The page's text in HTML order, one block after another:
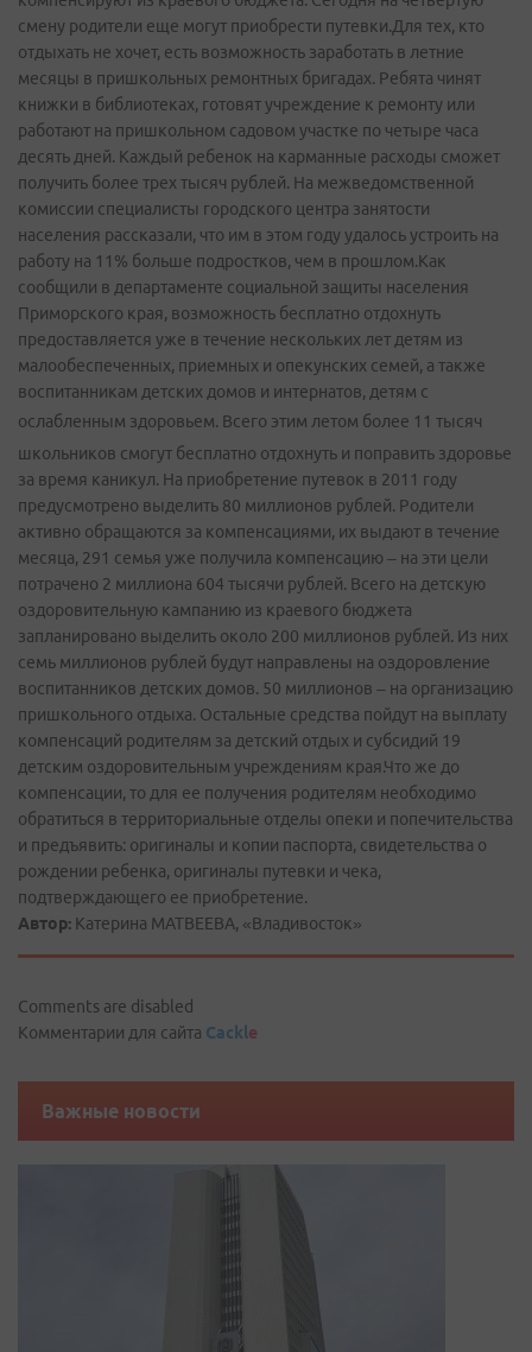
смену родители еще могут приобрести путевки.Для тех, кто
отдыхать не хочет, есть возможность заработать в летние
месяцы в пришкольных ремонтных бригадах. Ребята чинят
книжки в библиотеках, готовят учреждение к ремонту или
работают на пришкольном садовом участке по четыре часа
десять дней. Каждый ребенок на карманные расходы сможет
получить более трех тысяч рублей. На межведомственной
комиссии специалисты городского центра занятости
населения рассказали, что им в этом году удалось устроить на
работу на 11% больше подростков, чем в прошлом.Как
сообщили в департаменте социальной защиты населения
Приморского края, возможность бесплатно отдохнуть
предоставляется уже в течение нескольких лет детям из
малообеспеченных, приемных и опекунских семей, а также
воспитанникам детских домов и интернатов, детям с
ослабленным здоровьем. Всего этим летом более 11 тысяч
школьников смогут бесплатно отдохнуть и поправить здоровье
за время каникул. На приобретение путевок в 2011 году
предусмотрено выделить 80 миллионов рублей. Родители
активно обращаются за компенсациями, их выдают в течение
месяца, 291 семья уже получила компенсацию – на эти цели
потрачено 2 миллиона 604 тысячи рублей. Всего на детскую
оздоровительную кампанию из краевого бюджета
запланировано выделить около 200 миллионов рублей. Из них
семь миллионов рублей будут направлены на оздоровление
воспитанников детских домов. 50 миллионов – на организацию
пришкольного отдыха. Остальные средства пойдут на выплату
компенсаций родителям за детский отдых и субсидий 19
детским оздоровительным учреждениям края.Что же до
компенсации, то для ее получения родителям необходимо
обратиться в территориальные отделы опеки и попечительства
и предъявить: оригиналы и копии паспорта, свидетельства о
рождении ребенка, оригиналы путевки и чека,
подтверждающего ее приобретение.
Автор: Катерина МАТВЕЕВА, «Владивосток»
Comments are disabled
Комментарии для сайта Cackle
Важные новости